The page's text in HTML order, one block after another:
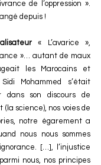
de l’oppression ».
depuis !
« L’avarice »,
»… autant de maux
les Marocains et
Mohammed s’était
dans son discours de
(la science), nos voies de
notre égarement a
nous nous sommes
[…], l’injustice
nous, nos principes